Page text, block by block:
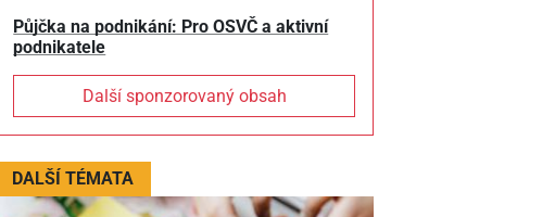
Půjčka na podnikání: Pro OSVČ a aktivní
podnikatele
Další sponzorovaný obsah
DALŠÍ TÉMATA